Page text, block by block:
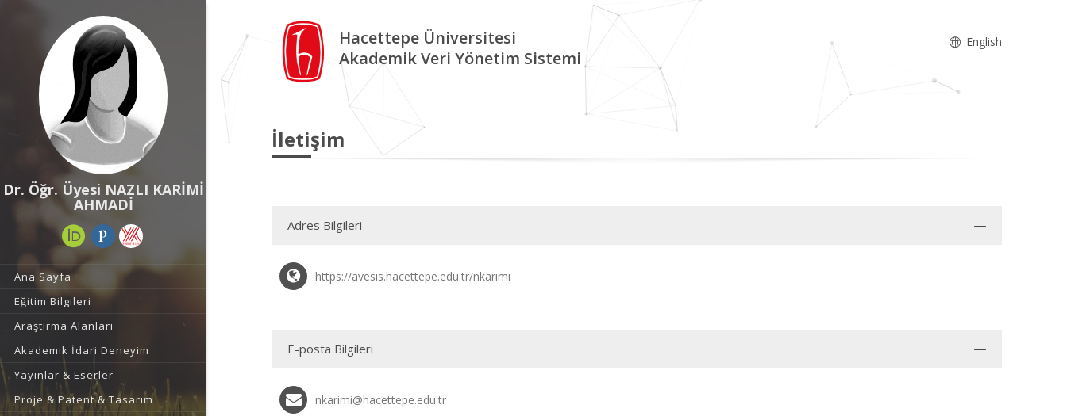
Dr. Öğr. Üyesi NAZLI KARİMİ
AHMADİ
Ana Sayfa
Eğitim Bilgileri
Araştırma Alanları
Akademik İdari Deneyim
Yayınlar & Eserler
Proje & Patent & Tasarım
Hacettepe Üniversitesi
Akademik Veri Yönetim Sistemi
English
İletişim
Adres Bilgileri
https://avesis.hacettepe.edu.tr/nkarimi
E-posta Bilgileri
nkarimi@hacettepe.edu.tr